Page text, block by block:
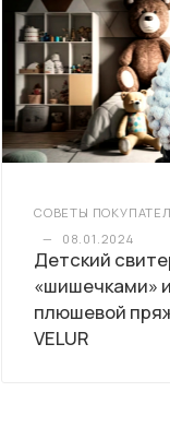
СОВЕТЫ
—
08.01.2024
Детский
«шишечками»
плюшевой
VELUR